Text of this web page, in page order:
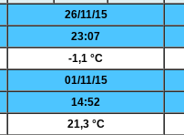
26/11/15
23:07
-1,1 °C
01/11/15
14:52
21,3 °C